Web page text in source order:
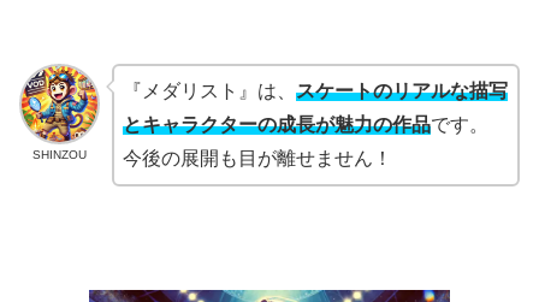
SHINZOU
『メダリスト』は、 スケートのリアルな描写
とキャラクターの成長が魅力の作品です。
今後の展開も目が離せません！